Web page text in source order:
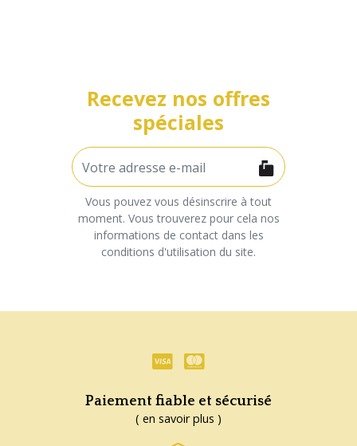
Recevez nos offres
spéciales
Vous pouvez vous désinscrire à tout
moment. Vous trouverez pour cela nos
informations de contact dans les
conditions d'utilisation du site.
Paiement fiable et sécurisé
( en savoir plus )